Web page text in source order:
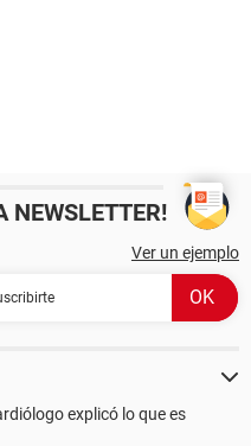
NEWSLETTER!
Ver un ejemplo
explicó lo que es